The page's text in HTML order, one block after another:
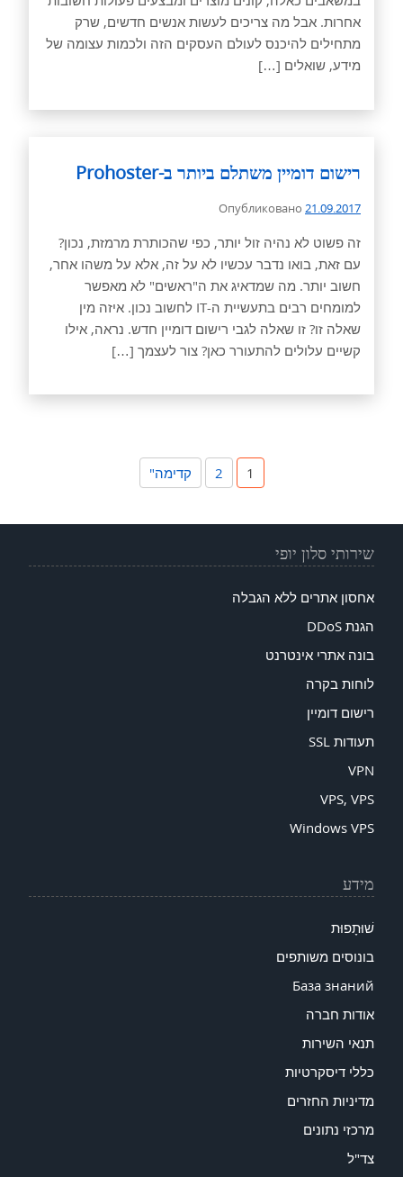
אחרות. אבל מה צריכים לעשות אנשים חדשים, שרק
מתחילים להיכנס לעולם העסקים הזה ולכמות עצומה של
מידע, שואלים […]
רישום דומיין משתלם ביותר ב-Prohoster
Опубликовано 21.09.2017
זה פשוט לא נהיה זול יותר, כפי שהכותרת מרמזת, נכון?
עם זאת, בואו נדבר עכשיו לא על זה, אלא על משהו אחר,
חשוב יותר. מה שמדאיג את ה"ראשים" לא מאפשר
למומחים רבים בתעשיית ה-IT לחשוב נכון. איזה מין
שאלה זו? זו שאלה לגבי רישום דומיין חדש. נראה, אילו
קשיים עלולים להתעורר כאן? צור לעצמך […]
1
2 קדימה"
שירותי סלון יופי
אחסון אתרים ללא הגבלה
הגנת DDoS
בונה אתרי אינטרנט
לוחות בקרה
רישום דומיין
תעודות SSL
VPN
VPS, VPS
Windows VPS
מידע
שׁוּתָפוּת
בונוסים משותפים
База знаний
אודות חברה
תנאי השירות
כללי דיסקרטיות
מדיניות החזרים
מרכזי נתונים
צד"ל